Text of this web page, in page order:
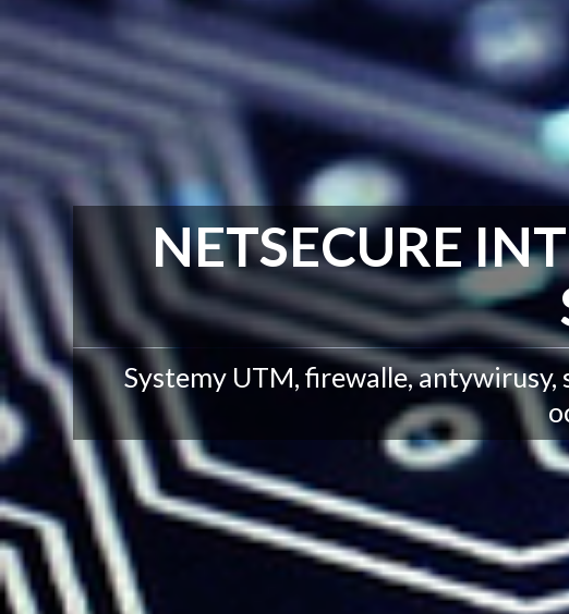
NETSECURE
Systemy UTM, firewalle,